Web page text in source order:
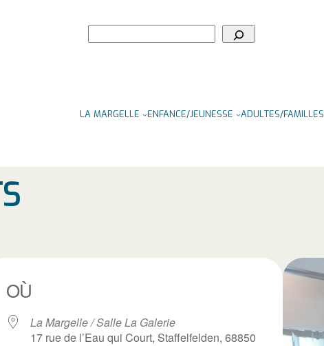
LA MARGELLE ENFANCE/JEUNESSE ADULTES/FAMILLES
OÙ
La Margelle / Salle La Galerie
17 rue de l’Eau qui Court, Staffelfelden, 68850